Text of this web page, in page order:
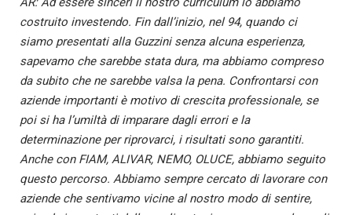
costruito investendo. Fin dall’inizio, nel 94, quando ci
siamo presentati alla Guzzini senza alcuna esperienza,
sapevamo che sarebbe stata dura, ma abbiamo compreso
da subito che ne sarebbe valsa la pena. Confrontarsi con
aziende importanti è motivo di crescita professionale, se
poi si ha l’umiltà di imparare dagli errori e la
determinazione per riprovarci, i risultati sono garantiti.
Anche con FIAM, ALIVAR, NEMO, OLUCE, abbiamo seguito
questo percorso. Abbiamo sempre cercato di lavorare con
aziende che sentivamo vicine al nostro modo di sentire,